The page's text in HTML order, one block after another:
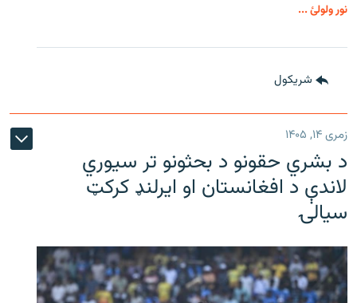
نور ولولئ ...
شريکول
زمری ۱۴, ۱۴۰۵
د بشري حقونو د بحثونو تر سیوري
لاندې د افغانستان او ایرلنډ کرکټ
سیالۍ